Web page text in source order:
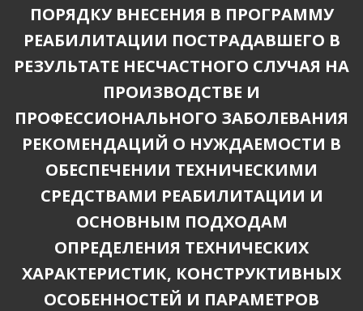
ПОРЯДКУ ВНЕСЕНИЯ В ПРОГРАММУ
РЕАБИЛИТАЦИИ ПОСТРАДАВШЕГО В
РЕЗУЛЬТАТЕ НЕСЧАСТНОГО СЛУЧАЯ НА
ПРОИЗВОДСТВЕ И
ПРОФЕССИОНАЛЬНОГО ЗАБОЛЕВАНИЯ
РЕКОМЕНДАЦИЙ О НУЖДАЕМОСТИ В
ОБЕСПЕЧЕНИИ ТЕХНИЧЕСКИМИ
СРЕДСТВАМИ РЕАБИЛИТАЦИИ И
ОСНОВНЫМ ПОДХОДАМ
ОПРЕДЕЛЕНИЯ ТЕХНИЧЕСКИХ
ХАРАКТЕРИСТИК, КОНСТРУКТИВНЫХ
ОСОБЕННОСТЕЙ И ПАРАМЕТРОВ